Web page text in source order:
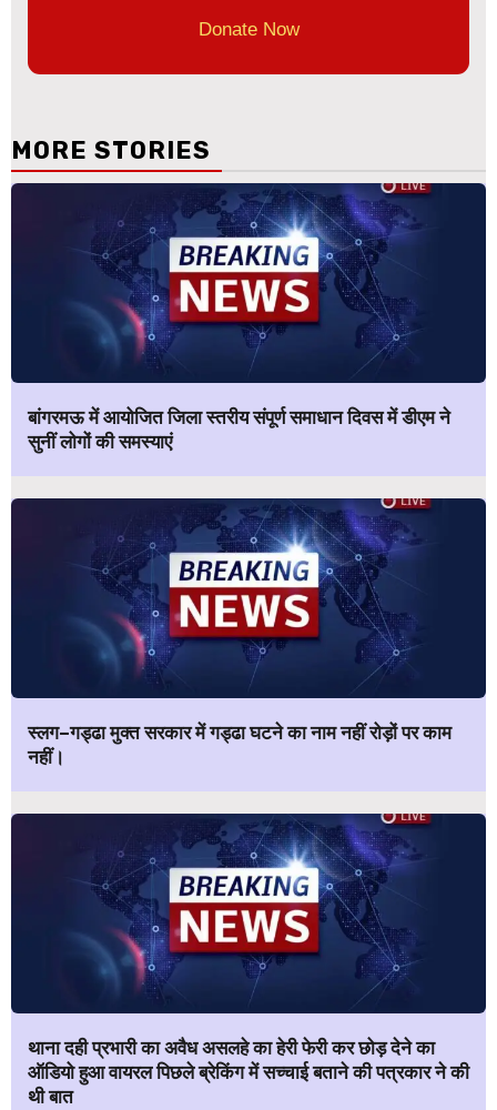
Donate Now
MORE STORIES
बांगरमऊ में आयोजित जिला स्तरीय संपूर्ण समाधान दिवस में डीएम ने
सुनीं लोगों की समस्याएं
स्लग–गड्ढा मुक्त सरकार में गड्ढा घटने का नाम नहीं रोड़ों पर काम
नहीं।
थाना दही प्रभारी का अवैध असलहे का हेरी फेरी कर छोड़ देने का
ऑडियो हुआ वायरल पिछले ब्रेकिंग में सच्चाई बताने की पत्रकार ने की
थी बात